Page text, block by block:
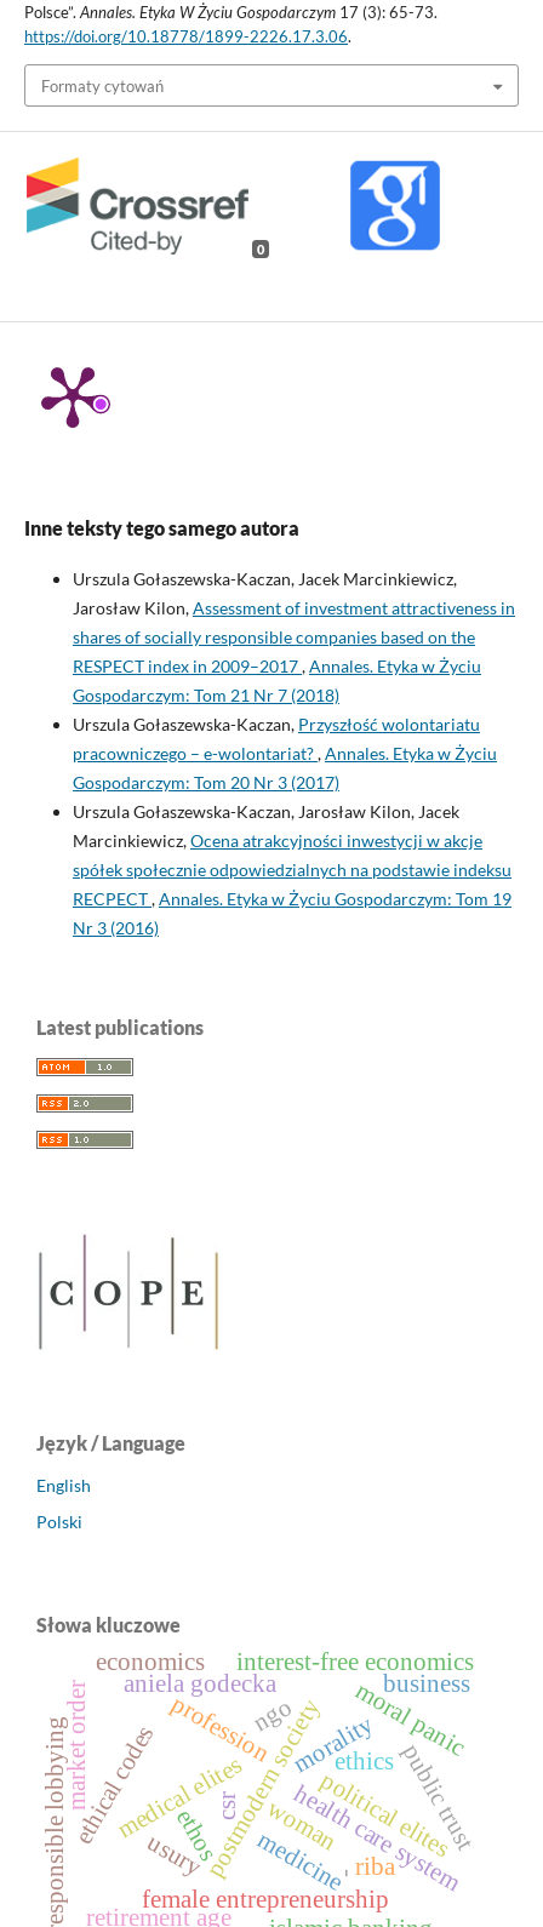
Polsce”.Annales. Etyka W Życiu Gospodarczym17 (3): 65-73.
https://doi.org/10.18778/1899-2226.17.3.06.
Formaty cytowań
0
Inne teksty tego samego autora
Urszula Gołaszewska-Kaczan, Jacek Marcinkiewicz,
Jarosław Kilon,Assessment of investment attractiveness in
shares of socially responsible companies based on the
RESPECT index in 2009–2017,Annales. Etyka w Życiu
Gospodarczym: Tom 21 Nr 7 (2018)
Urszula Gołaszewska-Kaczan, Przyszłość wolontariatu
pracowniczego – e-wolontariat?,Annales. Etyka w Życiu
Gospodarczym: Tom 20 Nr 3 (2017)
Urszula Gołaszewska-Kaczan, Jarosław Kilon, Jacek
Marcinkiewicz,Ocena atrakcyjności inwestycji w akcje
spółek społecznie odpowiedzialnych na podstawie indeksu
RECPECT,Annales. Etyka w Życiu Gospodarczym: Tom 19
Nr 3 (2016)
Latest publications
Język / Language
English
Polski
Słowa kluczowe
-
postmodern societymorality
medicine
moral panic
health care system
ethos political elites
medical elites
profession
public trust
ethical codes ethics
market order
responsible lobbying csr
aniela godecka
female entrepreneurship
retirement age
woman
interest-free economics
riba
usury
economics
business
ngo